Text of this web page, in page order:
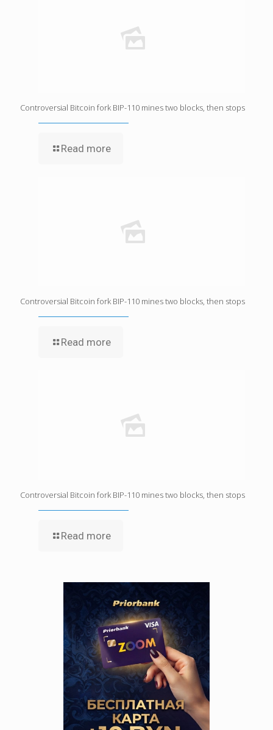
Controversial Bitcoin fork BIP-110 mines two blocks, then stops
Read more
Controversial Bitcoin fork BIP-110 mines two blocks, then stops
Read more
Controversial Bitcoin fork BIP-110 mines two blocks, then stops
Read more